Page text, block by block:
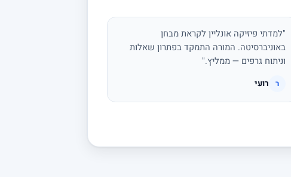
"למדתי פיזיקה אונליין לקראת מבחן
באוניברסיטה. המורה התמקד בפתרון שאלות
וניתוח גרפים — ממליץ."
ר רועי